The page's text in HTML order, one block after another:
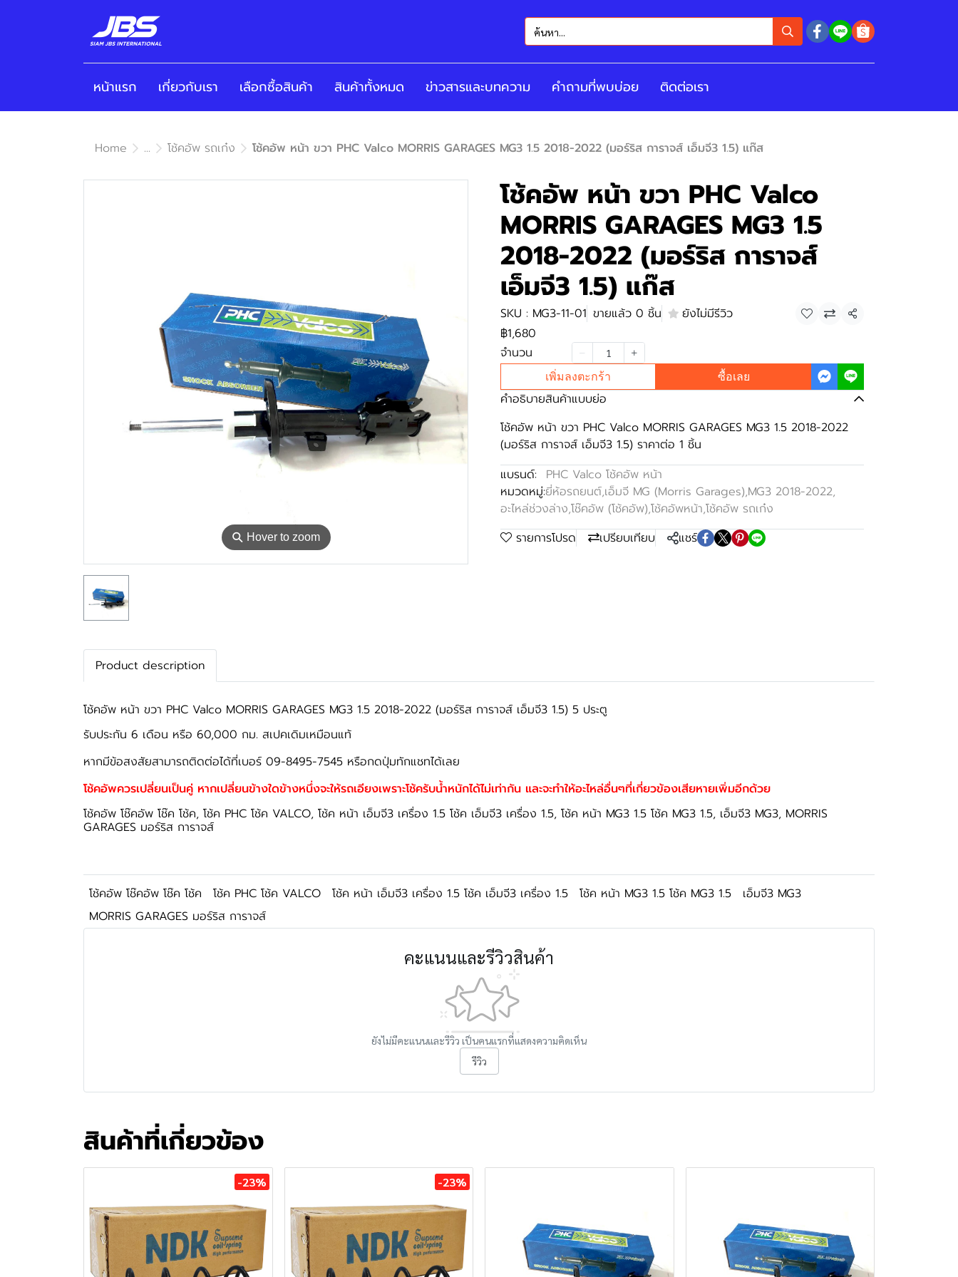
หน้าแรก เกี่ยวกับเรา เลือกซื้อสินค้า สินค้าทั้งหมด ข่าวสารและบทความ คำถามที่พบบ่อย ติดต่อเรา
Home ... โช้คอัพ รถเก๋ง โช้คอัพ หน้า ขวา PHC Valco MORRIS GARAGES MG3 1.5 2018-2022 (มอร์ริส การาจส์ เอ็มจี3 1.5) แก๊ส
⚲ Hover to zoom
โช้คอัพ หน้า ขวา PHC Valco
MORRIS GARAGES MG3 1.5
2018-2022 (มอร์ริส การาจส์
เอ็มจี3 1.5) แก๊ส
SKU : MG3-11-01 ขายแล้ว 0 ชิ้น ยังไม่มีรีวิว แชร์
฿1,680
จำนวน
เพิ่มลงตะกร้า ซื้อเลย
คำอธิบายสินค้าแบบย่อ
โช้คอัพ หน้า ขวา PHC Valco MORRIS GARAGES MG3 1.5 2018-2022
(มอร์ริส การาจส์ เอ็มจี3 1.5) ราคาต่อ 1 ชิ้น
แบรนด์:
PHC Valco โช้คอัพ หน้า
หมวดหมู่:ยี่ห้อรถยนต์,เอ็มจี MG (Morris Garages),MG3 2018-2022,
อะไหล่ช่วงล่าง,โช๊คอัพ (โช้คอัพ),โช้คอัพหน้า,โช้คอัพ รถเก๋ง
รายการโปรด
เปรียบเทียบ แชร์
Product description
โช้คอัพ หน้า ขวา PHC Valco MORRIS GARAGES MG3 1.5 2018-2022 (มอร์ริส การาจส์ เอ็มจี3 1.5) 5 ประตู
รับประกัน 6 เดือน หรือ 60,000 กม. สเปคเดิมเหมือนแท้
หากมีข้อสงสัยสามารถติดต่อได้ที่เบอร์ 09-8495-7545 หรือกดปุ่มทักแชทได้เลย
โช้คอัพควรเปลี่ยนเป็นคู่ หากเปลี่ยนข้างใดข้างหนึ่งจะให้รถเอียงเพราะโช้ครับน้ำหนักได้ไม่เท่ากัน และจะทำให้อะไหล่อื่นๆที่เกี่ยวข้องเสียหายเพิ่มอีกด้วย
โช้คอัพ โช๊คอัพ โช๊ค โช้ค, โช้ค PHC โช้ค VALCO, โช้ค หน้า เอ็มจี3 เครื่อง 1.5 โช้ค เอ็มจี3 เครื่อง 1.5, โช้ค หน้า MG3 1.5 โช้ค MG3 1.5, เอ็มจี3 MG3, MORRIS
GARAGES มอร์ริส การาจส์
โช้คอัพ โช๊คอัพ โช๊ค โช้ค โช้ค PHC โช้ค VALCO โช้ค หน้า เอ็มจี3 เครื่อง 1.5 โช้ค เอ็มจี3 เครื่อง 1.5 โช้ค หน้า MG3 1.5 โช้ค MG3 1.5
เอ็มจี3 MG3
MORRIS GARAGES มอร์ริส การาจส์
คะแนนและรีวิวสินค้า
ยังไม่มีคะแนนและรีวิว เป็นคนแรกที่แสดงความคิดเห็น
รีวิว
สินค้าที่เกี่ยวข้อง
-23% -23%